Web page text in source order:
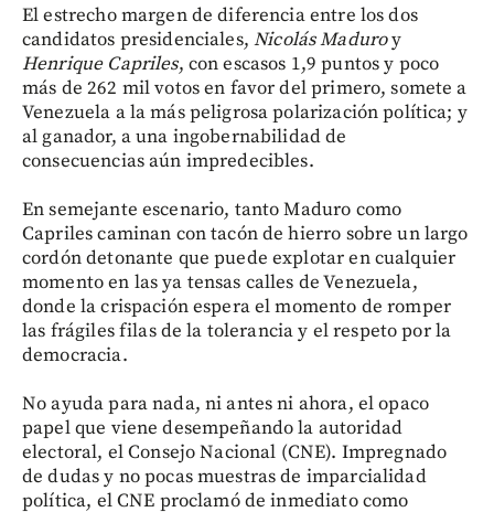
El estrecho margen de diferencia entre los dos
candidatos presidenciales,Nicolás Maduroy
Henrique Capriles, con escasos 1,9 puntos y poco
más de 262 mil votos en favor del primero, somete a
Venezuela a la más peligrosa polarización política; y
al ganador, a una ingobernabilidad de
consecuencias aún impredecibles.
En semejante escenario, tanto Maduro como
Capriles caminan con tacón de hierro sobre un largo
cordón detonante que puede explotar en cualquier
momento en las ya tensas calles de Venezuela,
donde la crispación espera el momento de romper
las frágiles filas de la tolerancia y el respeto por la
democracia.
No ayuda para nada, ni antes ni ahora, el opaco
papel que viene desempeñando la autoridad
electoral, el Consejo Nacional (CNE). Impregnado
de dudas y no pocas muestras de imparcialidad
política, el CNE proclamó de inmediato como